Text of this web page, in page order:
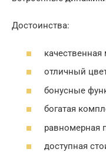
Достоинства:
качественная
отличный
бонусные
богатая
равномерная
доступная